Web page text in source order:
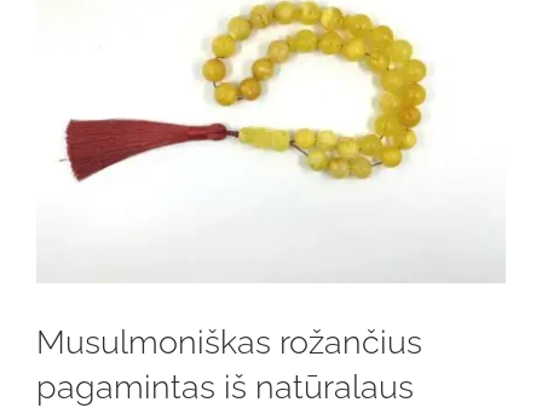
Musulmoniškas rožančius
pagamintas iš natūralaus